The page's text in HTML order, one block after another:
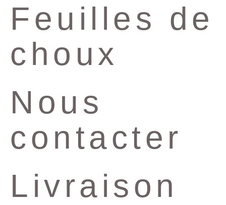
Feuilles de
choux
Nous
contacter
Livraison